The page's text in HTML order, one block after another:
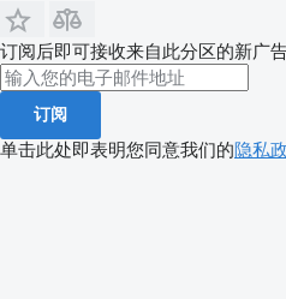
订阅后即可接收来自此分区的新广
订阅
单击此处即表明您同意我们的隐私